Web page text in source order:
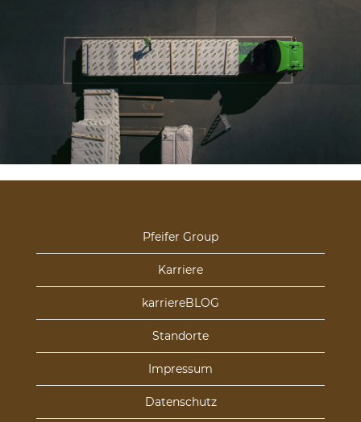
Pfeifer Group
Karriere
karriereBLOG
Standorte
Impressum
Datenschutz